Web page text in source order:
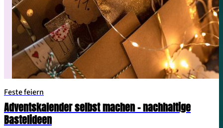
Feste feiern
Adventskalender selbst machen – nachhaltige
Bastelideen